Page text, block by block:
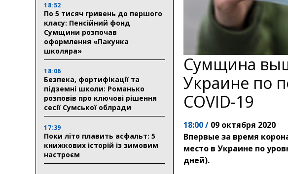
18:52
По 5 тисяч гривень до першого
класу: Пенсійний фонд
Сумщини розпочав
оформлення «Пакунка
школяра»
18:06
Безпека, фортифікації та
підземні школи: Романько
розповів про ключові рішення
сесії Сумської облради
17:39
Поки літо плавить асфальт: 5
книжкових історій із зимовим
настроєм
Сумщина
Украине по
COVID-19
18:00 / 09 октября 2020
Впервые за время
место в Украине по
дней).